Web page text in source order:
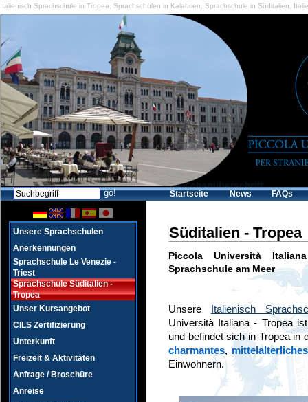
Italienisch Sprachschule in Tropea Sprachschulen in Kalabrien Sprachschule in Süditalien
Süditalien - Tropea
Piccola Università
Sprachschule am Meer
Unsere Italienisch
Università Italiana - Tropea
und befindet sich in Tropea in
charmantes,
Einwohnern.
Unsere Sprachschulen
Anerkennungen
Sprachschule Le Venezie -
Triest
Sprachschule Süditalien -
Tropea
Unser Kursangebot
CILS Zertifizierung
Unterkunft
Freizeit & Aktivitäten
Anfrage / Broschüre
Anreise
Startseite News FAQs